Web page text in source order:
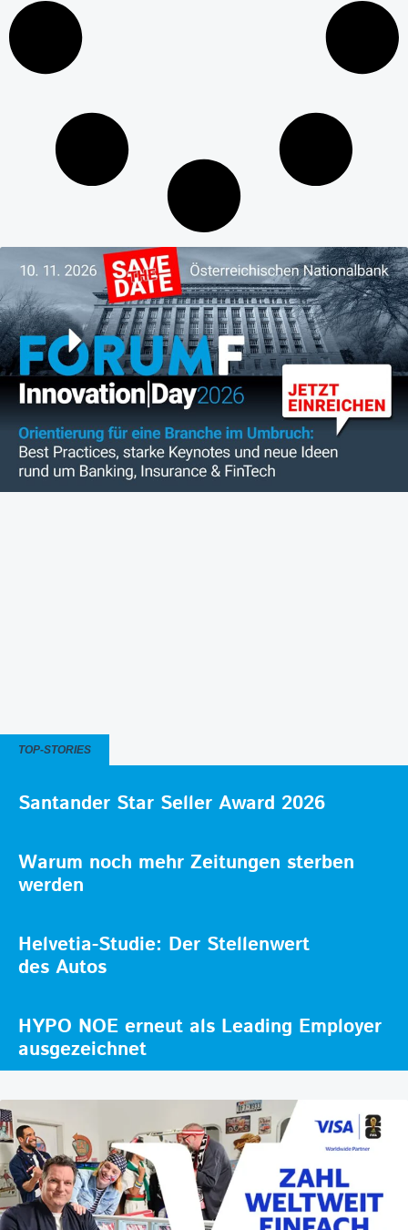
TOP-STORIES
Santander Star Seller Award 2026
Warum noch mehr Zeitungen sterben
werden
Helvetia-Studie: Der Stellenwert
des Autos
HYPO NOE erneut als Leading Employer
ausgezeichnet